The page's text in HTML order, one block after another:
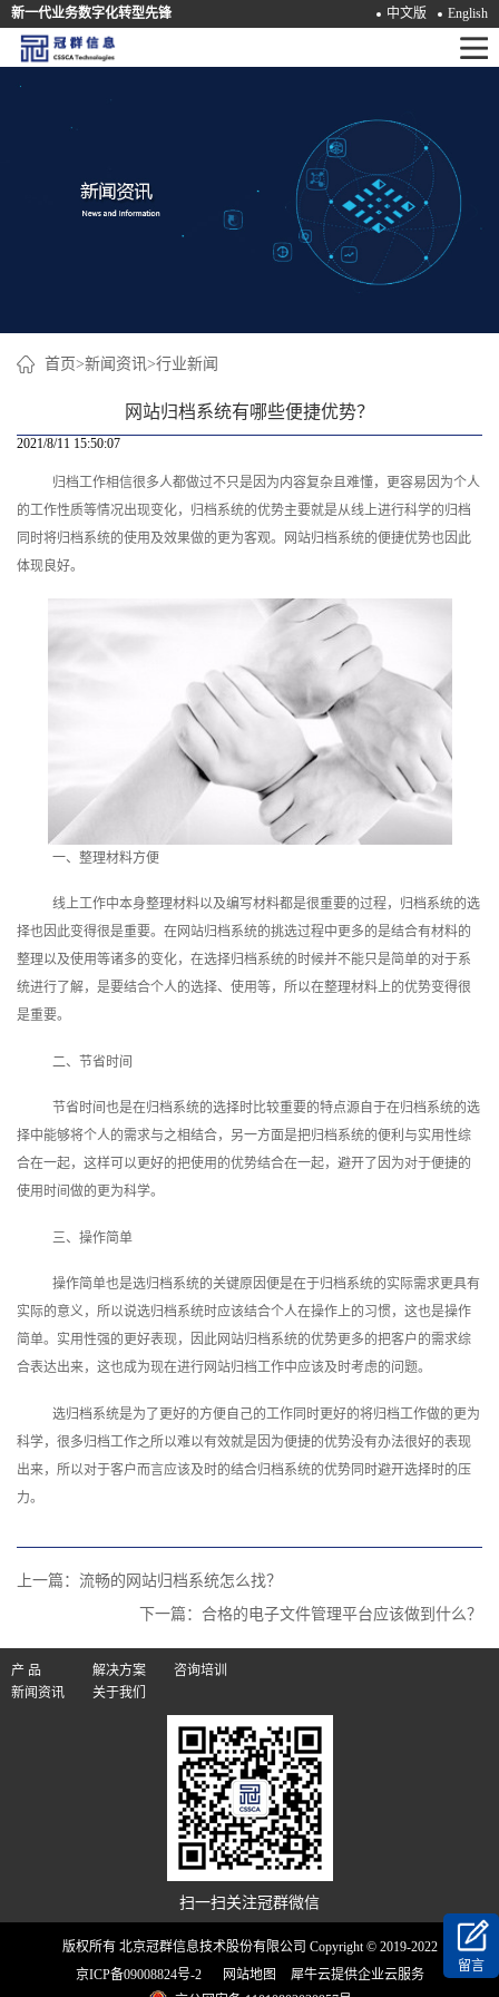
新一代业务数字化转型先锋 中文版 English
首
首页>新闻资讯>行业新闻
网站归档系统有哪些便捷优势？
2021/8/11 15:50:07
归档工作相信很多人都做过不只是因为内容复杂且难懂，更容易因为个人
的工作性质等情况出现变化，归档系统的优势主要就是从线上进行科学的归档
同时将归档系统的使用及效果做的更为客观。
网站归档系统的便捷优势也因此
体现良好。
一、整理材料方便
线上工作中本身整理材料以及编写材料都是很重要的过程，归档系统的选
择也因此变得很是重要。在网站归档系统的挑选过程中更多的是结合有材料的
整理以及使用等诸多的变化，在选择归档系统的时候并不能只是简单的对于系
统进行了解，是要结合个人的选择、使用等，所以在整理材料上的优势变得很
是重要。
二、节省时间
节省时间也是在归档系统的选择时比较重要的特点源自于在归档系统的选
择中能够将个人的需求与之相结合，另一方面是把归档系统的便利与实用性综
合在一起，这样可以更好的把使用的优势结合在一起，避开了因为对于便捷的
使用时间做的更为科学。
三、操作简单
操作简单也是选归档系统的关键原因便是在于归档系统的实际需求更具有
实际的意义，所以说选归档系统时应该结合个人在操作上的习惯，这也是操作
简单。实用性强的更好表现，因此网站归档系统的优势更多的把客户的需求综
合表达出来，这也成为现在进行网站归档工作中应该及时考虑的问题。
选归档系统是为了更好的方便自己的工作同时更好的将归档工作做的更为
科学，很多归档工作之所以难以有效就是因为便捷的优势没有办法很好的表现
出来，所以对于客户而言应该及时的结合归档系统的优势同时避开选择时的压
力。
上一篇： 流畅的网站归档系统怎么找？
下一篇： 合格的电子文件管理平台应该做到什么？
产 品 解决方案
咨询培训
新闻资讯
关于我们
扫一扫关注冠群微信
版权所有 北京冠群信息技术股份有限公司 Copyright © 2019-2022
京ICP备09008824号-2
网站地图
犀牛云提供企业云服务
留言